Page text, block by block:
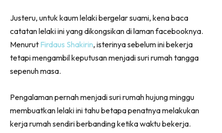
Justeru, untuk kaum lelaki bergelar suami, kena baca
catatan lelaki ini yang dikongsikan di laman facebooknya.
Menurut Firdaus Shakirin, isterinya sebelum ini bekerja
tetapi mengambil keputusan menjadi suri rumah tangga
sepenuh masa.
Pengalaman pernah menjadi suri rumah hujung minggu
membuatkan lelaki ini tahu betapa penatnya melakukan
kerja rumah sendiri berbanding ketika waktu bekerja.